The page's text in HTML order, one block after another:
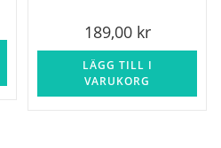
189,00 kr
LÄGG TILL I
VARUKORG